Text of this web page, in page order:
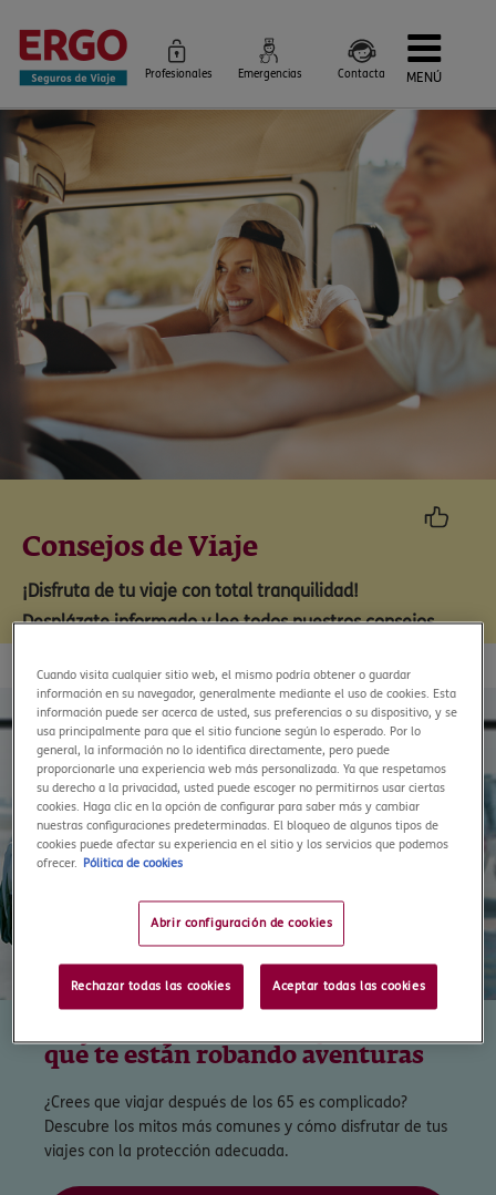
Profesionales Emergencias Contacta MENÚ
Seguros de Viaje
Seguros por destino
Más Seguros
Blog
Siniestros e Instrucciones
Información Corporativa
Servicios
Consejos de Viaje
¡Disfruta de tu viaje con total tranquilidad!
Desplázate informado y lee todos nuestros consejos
que te están robando aventuras
¿Crees que viajar después de los 65 es complicado?
Descubre los mitos más comunes y cómo disfrutar de tus
viajes con la protección adecuada.
Cuando visita cualquier sitio web, el mismo podría obtener o guardar
información en su navegador, generalmente mediante el uso de cookies. Esta
información puede ser acerca de usted, sus preferencias o su dispositivo, y se
usa principalmente para que el sitio funcione según lo esperado. Por lo
general, la información no lo identifica directamente, pero puede
proporcionarle una experiencia web más personalizada. Ya que respetamos
su derecho a la privacidad, usted puede escoger no permitirnos usar ciertas
cookies. Haga clic en la opción de configurar para saber más y cambiar
nuestras configuraciones predeterminadas. El bloqueo de algunos tipos de
cookies puede afectar su experiencia en el sitio y los servicios que podemos
ofrecer.
Pólitica de cookies
Abrir configuración de cookies
Rechazar todas las cookies Aceptar todas las cookies